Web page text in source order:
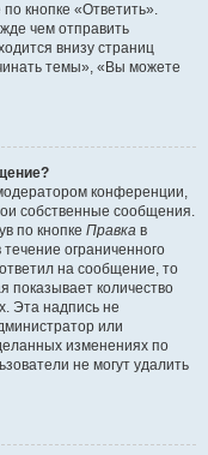
кнопке «Ответить».
чем отправить
внизу страниц
темы», «Вы можете
конференции,
собственные сообщения.
по кнопке Правка в
ограниченного
на сообщение, то
показывает количество
Эта надпись не
или
изменениях по
не могут удалить